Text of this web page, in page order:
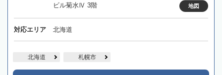
ビル菊水Ⅳ 3階
地図
対応エリア 北海道
北海道 札幌市